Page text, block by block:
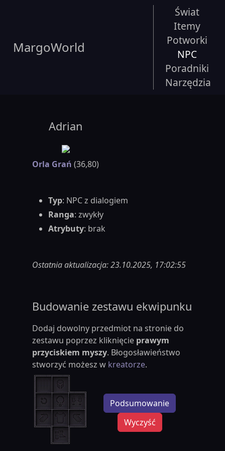
MargoWorld
Świat
Itemy
Potworki
NPC
Poradniki
Narzędzia
Adrian
Orla Grań (36,80)
Typ: NPC z dialogiem
Ranga: zwykły
Atrybuty: brak
Ostatnia aktualizacja: 23.10.2025, 17:02:55
Budowanie zestawu ekwipunku
Dodaj dowolny przedmiot na stronie do
zestawu poprzez kliknięcie prawym
przyciskiem myszy. Błogosławieństwo
stworzyć możesz w kreatorze.
Podsumowanie
Wyczyść